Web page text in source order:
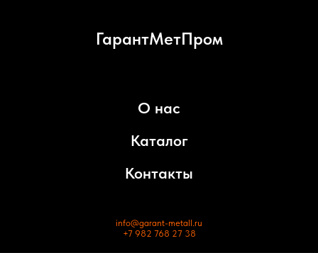
ГарантМетПром
О нас
Каталог
Контакты
info@garant-metall.ru
+7 982 768 27 38